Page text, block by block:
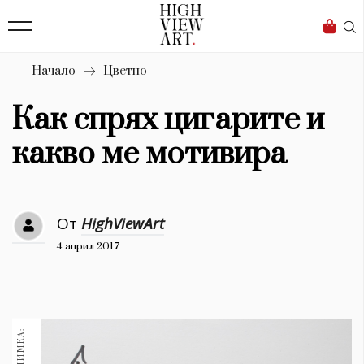
Бизнес
Мода
Dialogue
Изкуство
4340
Красота
777
Книги
Начало Цветно
Как спрях цигарите и
какво ме мотивира
От HighViewArt
4 април 2017